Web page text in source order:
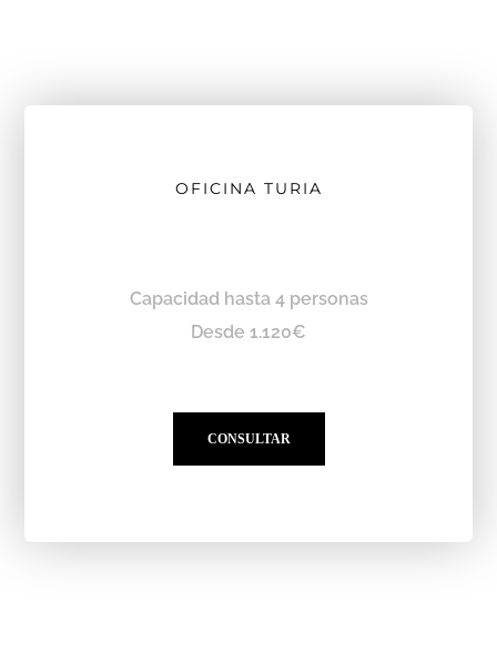
OFICINA TURIA
Capacidad hasta 4 personas
Desde 1.120€
CONSULTAR